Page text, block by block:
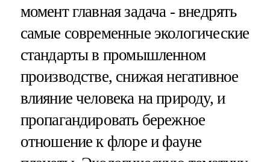
момент главная задача - внедрять
самые современные экологические
стандарты в промышленном
производстве, снижая негативное
влияние человека на природу, и
пропагандировать бережное
отношение к флоре и фауне